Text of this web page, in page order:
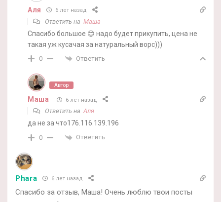
Аля 6 лет назад
Ответить на Маша
Спасибо большое 😊 надо будет прикупить, цена не
такая уж кусачая за натуральный ворс)))
0 Ответить
Автор
Маша 6 лет назад
Ответить наАля
да не за что176.116.139.196
0 Ответить
Phara 6 лет назад
Спасибо за отзыв, Маша! Очень люблю твои посты